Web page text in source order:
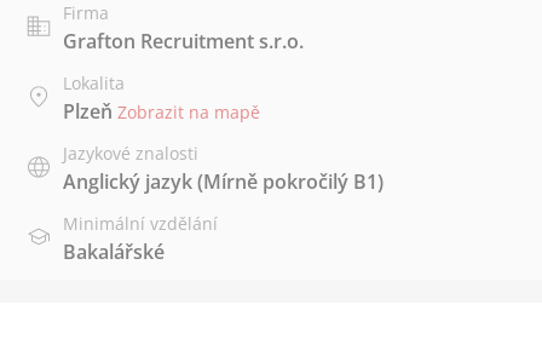
Firma
Grafton Recruitment s.r.o.
Lokalita
Plzeň Zobrazit na mapě
Jazykové znalosti
Anglický jazyk(Mírně pokročilý B1)
Minimální vzdělání
Bakalářské